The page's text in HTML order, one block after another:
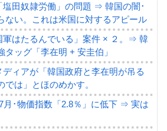
塩田奴隷労働」の問題 ⇒ 韓国の闇･
ない。これは米国に対するアピール
軍はたるんでいる」案件 × ２。⇒ 韓
ッグ「李在明 + 安圭伯」
ディアが「韓国政府と李在明が吊る
は」とほのめかす。
月･物価指数「2.8％」に低下 ⇒ 実は